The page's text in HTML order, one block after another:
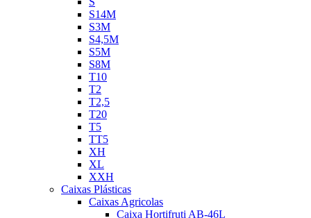
S14M
S3M
S4,5M
S5M
S8M
T10
T2
T2,5
T20
T5
TT5
XH
XL
XXH
Caixas Plásticas
Caixas Agricolas
Caixa Hortifruti AB-46L